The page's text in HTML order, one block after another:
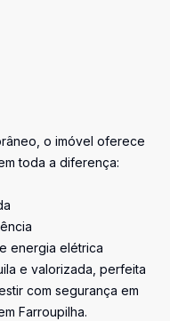
o imóvel oferece
toda a diferença:
energia elétrica
e valorizada, perfeita
com segurança em
Farroupilha.